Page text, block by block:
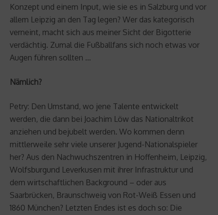
Konzept und einem Input, wie sie es in Salzburg und vor
allem Leipzig an den Tag legen? Wer das kategorisch
verneint, macht sich aus meiner Sicht der Bigotterie
verdächtig. Zumal die Fußballfans sich noch etwas vor
Augen führen sollten …
Nämlich?
Petry: Den Umstand, wo jene Talente entwickelt
werden, die dann bei Joachim Löw das Nationaltrikot
anziehen und bejubelt werden. Wo kommen denn
mittlerweile sehr viele unserer Jugend-Nationalspieler
her? Aus den Nachwuchszentren in Hoffenheim, Leipzig,
Wolfsburgund Leverkusen mit ihrer Infrastruktur und
dem wirtschaftlichen Background – oder aus
Saarbrücken, Braunschweig von Rot-Weiß Essen und
1860 München? Letzten Endes ist es doch so: Die